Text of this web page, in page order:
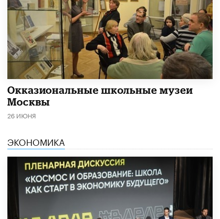
​Окказиональные школьные музеи
Москвы
26 ИЮНЯ
ЭКОНОМИКА